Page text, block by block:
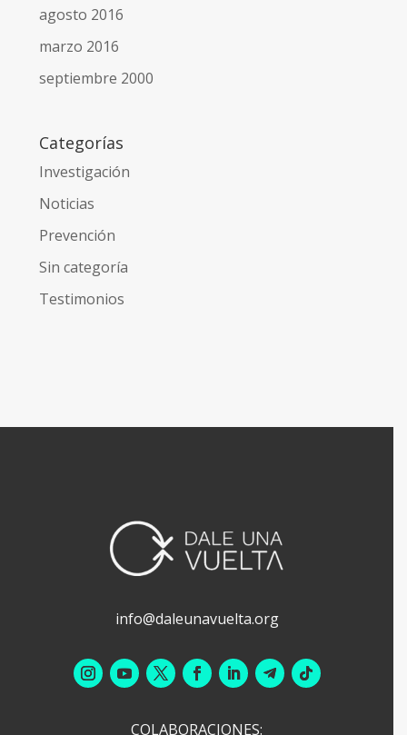
agosto 2016
marzo 2016
septiembre 2000
Categorías
Investigación
Noticias
Prevención
Sin categoría
Testimonios
info@daleunavuelta.org
COLABORACIONES: